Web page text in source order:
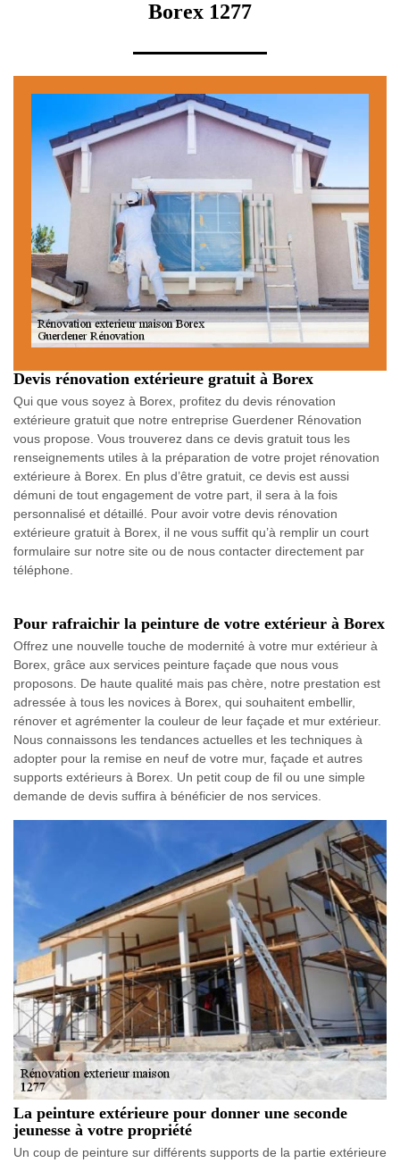
Borex 1277
Devis rénovation extérieure gratuit à Borex
Qui que vous soyez à Borex, profitez du devis rénovation
extérieure gratuit que notre entreprise Guerdener Rénovation
vous propose. Vous trouverez dans ce devis gratuit tous les
renseignements utiles à la préparation de votre projet rénovation
extérieure à Borex. En plus d’être gratuit, ce devis est aussi
démuni de tout engagement de votre part, il sera à la fois
personnalisé et détaillé. Pour avoir votre devis rénovation
extérieure gratuit à Borex, il ne vous suffit qu’à remplir un court
formulaire sur notre site ou de nous contacter directement par
téléphone.
Pour rafraichir la peinture de votre extérieur à Borex
Offrez une nouvelle touche de modernité à votre mur extérieur à
Borex, grâce aux services peinture façade que nous vous
proposons. De haute qualité mais pas chère, notre prestation est
adressée à tous les novices à Borex, qui souhaitent embellir,
rénover et agrémenter la couleur de leur façade et mur extérieur.
Nous connaissons les tendances actuelles et les techniques à
adopter pour la remise en neuf de votre mur, façade et autres
supports extérieurs à Borex. Un petit coup de fil ou une simple
demande de devis suffira à bénéficier de nos services.
La peinture extérieure pour donner une seconde
jeunesse à votre propriété
Un coup de peinture sur différents supports de la partie extérieure